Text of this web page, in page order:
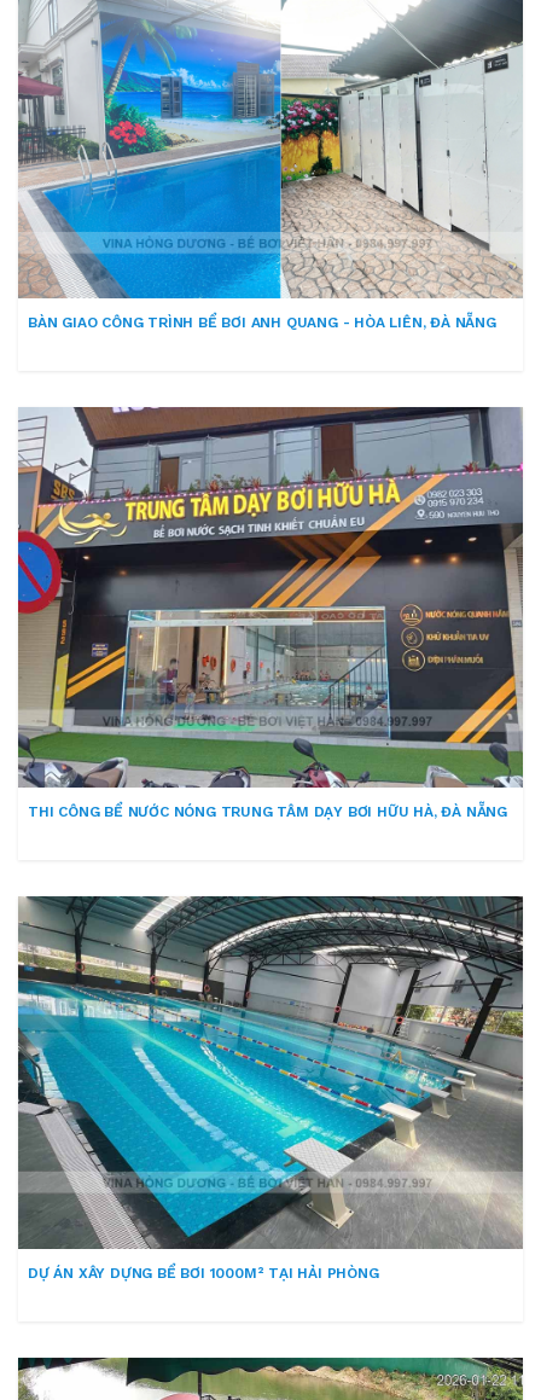
BÀN GIAO CÔNG TRÌNH BỂ BƠI ANH QUANG - HÒA LIÊN, ĐÀ NẴNG
THI CÔNG BỂ NƯỚC NÓNG TRUNG TÂM DẠY BƠI HỮU HÀ, ĐÀ NẴNG
DỰ ÁN XÂY DỰNG BỂ BƠI 1000M² TẠI HẢI PHÒNG